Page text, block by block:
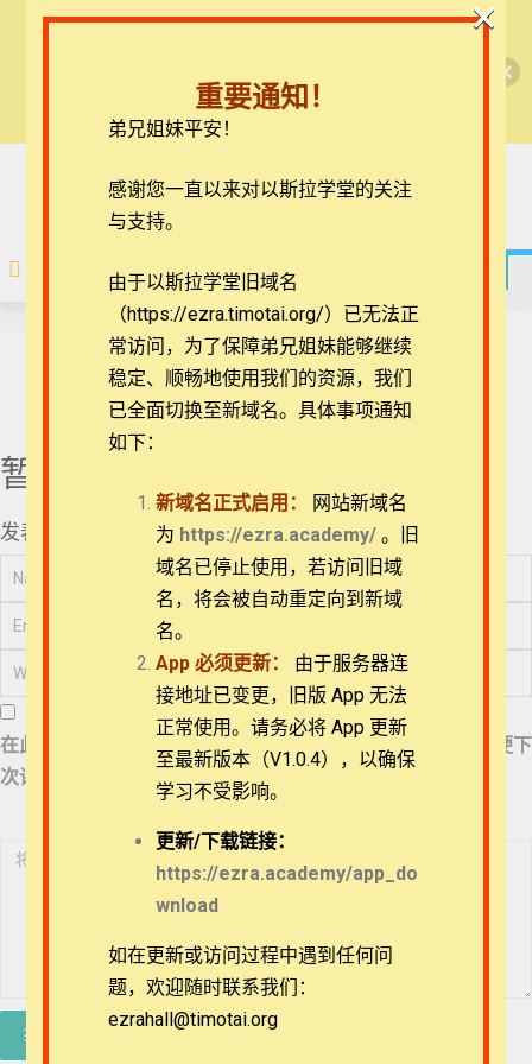
ezrahall@timotai.org
每日读经/灵修 【圣道伴我行】出埃及记
【圣道伴我行】出埃及
* 登录后在页面上点
01_《出埃及记》略
02_《出埃及记》略
讲之2
04_《出埃及记》略
05_《出埃及记》1章
06_《出埃及记》1章
07_《出埃及记》1章
08_《出埃及记》2章
09_《出埃及记》2章
10_《出埃及记》2章
习”免费选课，未注册请先注册
课程内容为空。
暂无评论
发表评论
在此浏览器中保存我的显示名称、邮箱地址和网站地址，以便下
次评论时使用。
退换政策
隐私策略
常见问题
APP下载
关于我们
Copyright © 2022-2026 Timothy Training International,
重要通知！
弟兄姐妹平安！
感谢您一直以来对以斯拉学堂的关注
与支持。
由于以斯拉学堂旧域名
（https://ezra.timotai.org/）已无法正
常访问， 为了保障弟兄姐妹能够继续
稳定、顺畅地使用我们的资源，我们
已全面切换至新域名。具体事项通知
如下：
新域名正式启用：
网站新域名
为 https://ezra.academy/ 。旧
域名已停止使用，若访问旧域
名，将会被自动重定向到新域
名。
App必须更新：
由于服务器连
接地址已变更，旧版 App 无法
正常使用。请务必将 App 更新
至最新版本（V1.0.4），以确保
学习不受影响。
更新/下载链接：
https://ezra.academy/app_do
wnload
如在更新或访问过程中遇到任何问
题，欢迎随时联系我们：
ezrahall@timotai.org
×
查看课程